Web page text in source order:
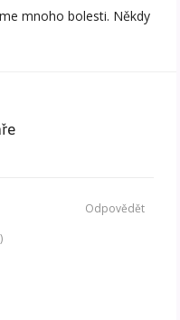
mnoho bolesti. Někdy
Odpovědět